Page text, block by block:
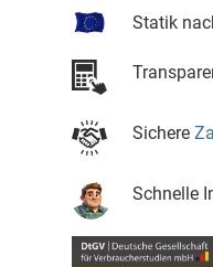
Statik
Sichere
Schnelle